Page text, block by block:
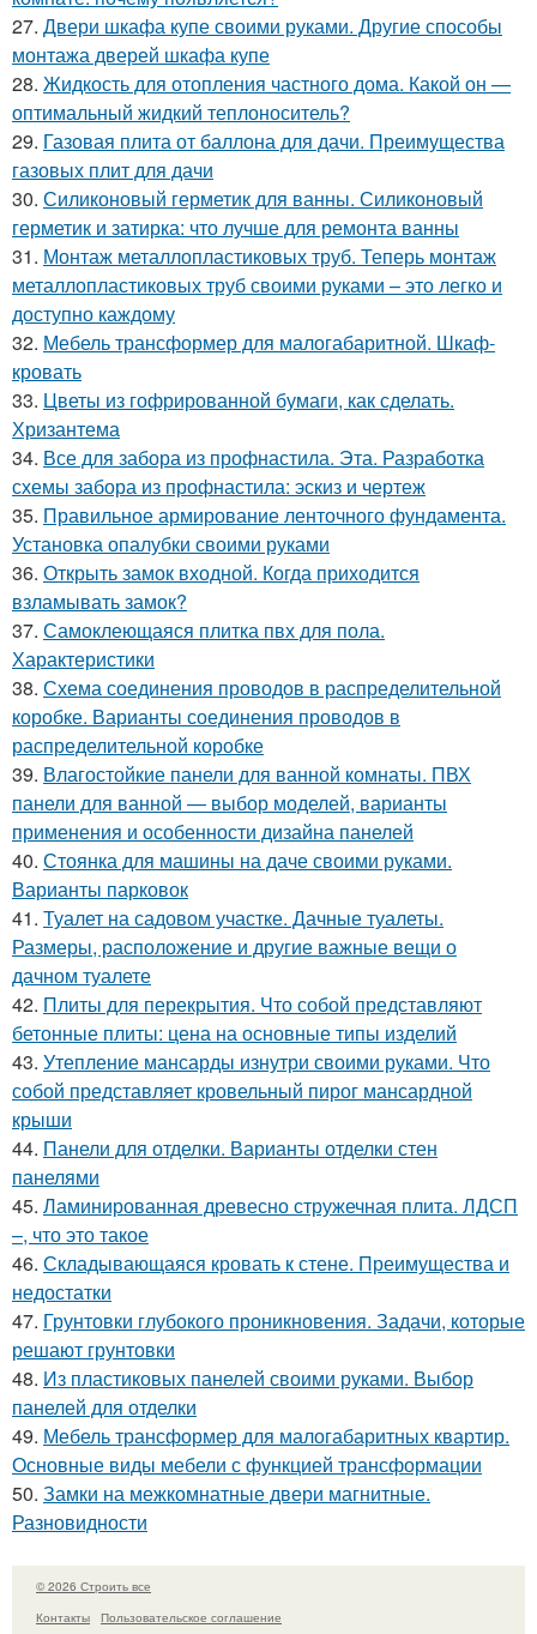
27. Двери шкафа купе своими руками. Другие способы
монтажа дверей шкафа купе
28. Жидкость для отопления частного дома. Какой он —
оптимальный жидкий теплоноситель?
29. Газовая плита от баллона для дачи. Преимущества
газовых плит для дачи
30. Силиконовый герметик для ванны. Силиконовый
герметик и затирка: что лучше для ремонта ванны
31. Монтаж металлопластиковых труб. Теперь монтаж
металлопластиковых труб своими руками – это легко и
доступно каждому
32. Мебель трансформер для малогабаритной. Шкаф-
кровать
33. Цветы из гофрированной бумаги, как сделать.
Хризантема
34. Все для забора из профнастила. Эта. Разработка
схемы забора из профнастила: эскиз и чертеж
35. Правильное армирование ленточного фундамента.
Установка опалубки своими руками
36. Открыть замок входной. Когда приходится
взламывать замок?
37. Самоклеющаяся плитка пвх для пола.
Характеристики
38. Схема соединения проводов в распределительной
коробке. Варианты соединения проводов в
распределительной коробке
39. Влагостойкие панели для ванной комнаты. ПВХ
панели для ванной — выбор моделей, варианты
применения и особенности дизайна панелей
40. Стоянка для машины на даче своими руками.
Варианты парковок
41. Туалет на садовом участке. Дачные туалеты.
Размеры, расположение и другие важные вещи о
дачном туалете
42. Плиты для перекрытия. Что собой представляют
бетонные плиты: цена на основные типы изделий
43. Утепление мансарды изнутри своими руками. Что
собой представляет кровельный пирог мансардной
крыши
44. Панели для отделки. Варианты отделки стен
панелями
45. Ламинированная древесно стружечная плита. ЛДСП
–, что это такое
46. Складывающаяся кровать к стене. Преимущества и
недостатки
47. Грунтовки глубокого проникновения. Задачи, которые
решают грунтовки
48. Из пластиковых панелей своими руками. Выбор
панелей для отделки
49. Мебель трансформер для малогабаритных квартир.
Основные виды мебели с функцией трансформации
50. Замки на межкомнатные двери магнитные.
Разновидности
© 2026 Строить все
Контакты
Пользовательское соглашение